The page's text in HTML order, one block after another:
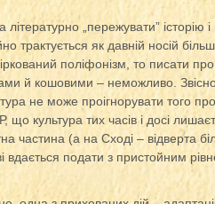
літературно „пережувати” історію
трактується як давній носій
поліфонізм, то писати
й кошовими – неможливо. Звісно,
не може проігнорувати того
що культура тих часів і досі
частина (а на Сході – відверта
вдається подати з пристойним